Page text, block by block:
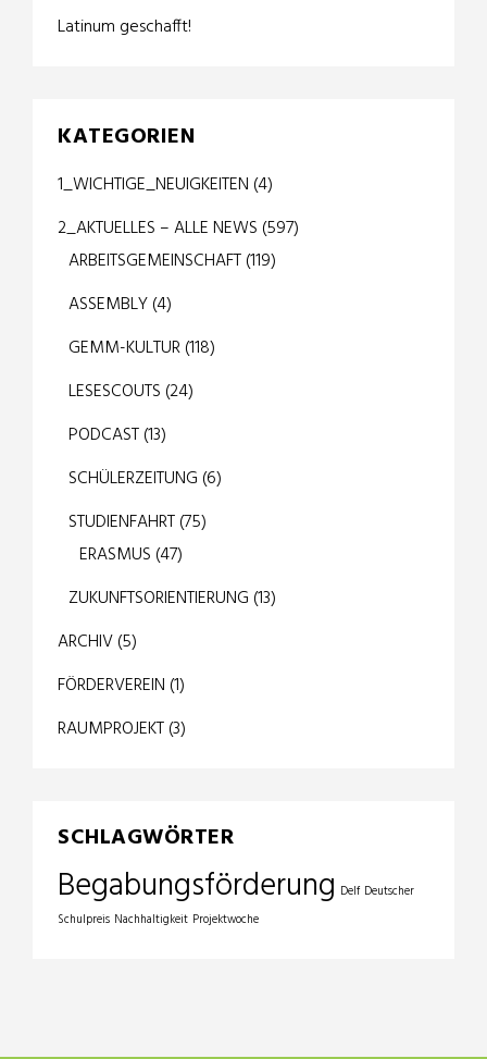
Latinum geschafft!
KATEGORIEN
1_WICHTIGE_NEUIGKEITEN (4)
2_AKTUELLES – ALLE NEWS (597)
ARBEITSGEMEINSCHAFT(119)
ASSEMBLY(4)
GEMM-KULTUR(118)
LESESCOUTS (24)
PODCAST(13)
SCHÜLERZEITUNG (6)
STUDIENFAHRT(75)
ERASMUS (47)
ZUKUNFTSORIENTIERUNG (13)
ARCHIV(5)
FÖRDERVEREIN (1)
RAUMPROJEKT(3)
SCHLAGWÖRTER
Begabungsförderung Delf Deutscher
Schulpreis Nachhaltigkeit Projektwoche